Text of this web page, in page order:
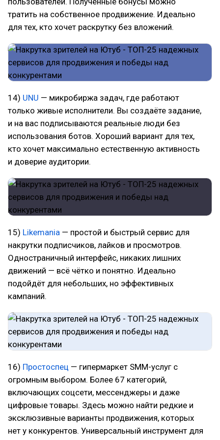
тратить на собственное продвижение. Идеально
для тех, кто хочет раскрутку без вложений.
14) UNU — микробиржа задач, где работают
только живые исполнители. Вы создаёте задание,
и на вас подписываются реальные люди без
использования ботов. Хороший вариант для тех,
кто хочет максимально естественную активность
и доверие аудитории.
15) Likemania — простой и быстрый сервис для
накрутки подписчиков, лайков и просмотров.
Одностраничный интерфейс, никаких лишних
движений — всё чётко и понятно. Идеально
подойдёт для небольших, но эффективных
кампаний.
16) Простоспец — гипермаркет SMM-услуг с
огромным выбором. Более 67 категорий,
включающих соцсети, мессенджеры и даже
цифровые товары. Здесь можно найти редкие и
эксклюзивные варианты продвижения, которых
нет у конкурентов. Универсальный инструмент для